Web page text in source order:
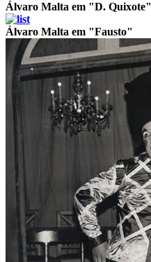
Álvaro Malta em "D. Quixote"
Álvaro Malta em "Fausto"